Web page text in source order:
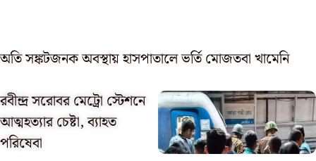
অতি সঙ্কটজনক অবস্থায় হাসপাতালে ভর্তি মোজতবা খামেনি
রবীন্দ্র সরোবর মেট্রো স্টেশনে
আত্মহত্যার চেষ্টা, ব্যাহত
পরিষেবা